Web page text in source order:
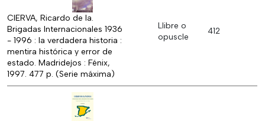
CIERVA, Ricardo de la.
Brigadas Internacionales 1936
- 1996 : la verdadera historia :
mentira histórica y error de
estado. Madridejos : Fénix,
1997. 477 p. (Serie máxima)
Llibre o
opuscle
412